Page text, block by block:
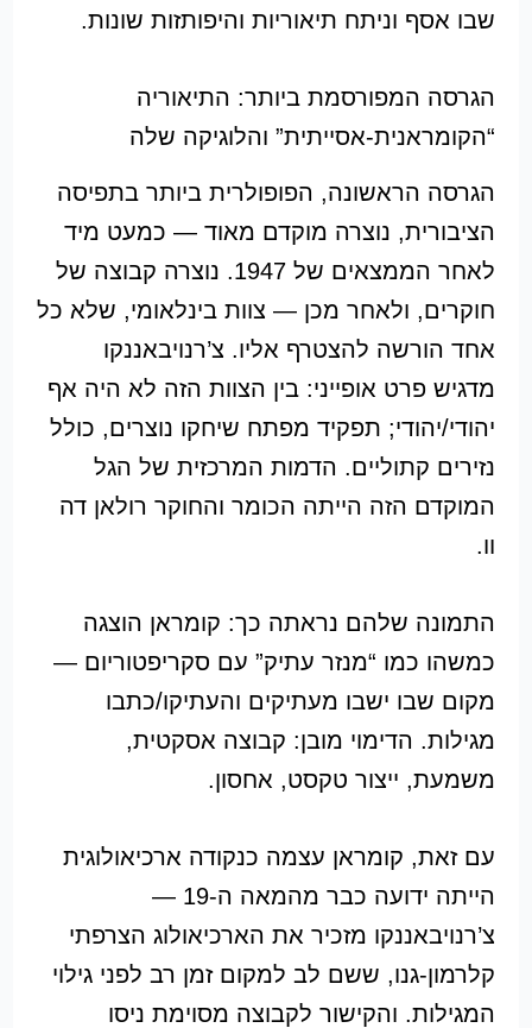
שבו אסף וניתח תיאוריות והיפותזות שונות.
הגרסה המפורסמת ביותר: התיאוריה
“הקומראנית-אסייתית” והלוגיקה שלה
הגרסה הראשונה, הפופולרית ביותר בתפיסה
הציבורית, נוצרה מוקדם מאוד — כמעט מיד
לאחר הממצאים של 1947. נוצרה קבוצה של
חוקרים, ולאחר מכן — צוות בינלאומי, שלא כל
אחד הורשה להצטרף אליו. צ’רנויבאננקו
מדגיש פרט אופייני: בין הצוות הזה לא היה אף
יהודי/יהודי; תפקיד מפתח שיחקו נוצרים, כולל
נזירים קתוליים. הדמות המרכזית של הגל
המוקדם הזה הייתה הכומר והחוקר רולאן דה
וו.
התמונה שלהם נראתה כך: קומראן הוצגה
כמשהו כמו “מנזר עתיק” עם סקריפטוריום —
מקום שבו ישבו מעתיקים והעתיקו/כתבו
מגילות. הדימוי מובן: קבוצה אסקטית,
משמעת, ייצור טקסט, אחסון.
עם זאת, קומראן עצמה כנקודה ארכיאולוגית
הייתה ידועה כבר מהמאה ה-19 —
צ’רנויבאננקו מזכיר את הארכיאולוג הצרפתי
קלרמון-גנו, ששם לב למקום זמן רב לפני גילוי
המגילות. והקישור לקבוצה מסוימת ניסו